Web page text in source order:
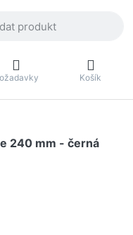
Košík
240 mm - černá